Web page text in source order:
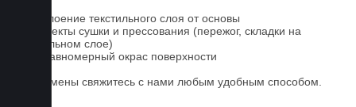
1. Отслоение текстильного слоя от основы
2. Дефекты сушки и прессования (пережог, складки на
текстильном слое)
3. Неравномерный окрас поверхности
Для замены свяжитесь с нами любым удобным способом.